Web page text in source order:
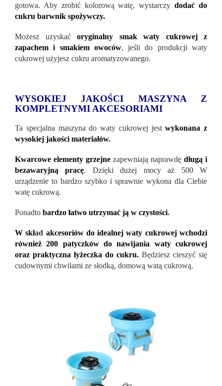
gotowa. Aby zrobić kolorową watę, wystarczy dodać do
cukru barwnik spożywczy.
Możesz uzyskaćoryginalny smak waty cukrowej z
zapachem i smakiem owoców, jeśli do produkcji waty
cukrowej użyjesz cukru aromatyzowanego.
WYSOKIEJ JAKOŚCI MASZYNA Z
KOMPLETNYMI AKCESORIAMI
Ta specjalna maszyna do waty cukrowej jestwykonana z
wysokiej jakości materiałów.
Kwarcowe elementy grzejne zapewniają naprawdę długą i
bezawaryjną pracę. Dzięki dużej mocy aż 500 W
urządzenie to bardzo szybko i sprawnie wykona dla Ciebie
watę cukrową.
Ponadto bardzo łatwo utrzymać ją w czystości.
W skład akcesoriów do idealnej waty cukrowej wchodzi
również 200 patyczków do nawijania waty cukrowej
oraz praktyczna łyżeczka do cukru. Będziesz cieszyć się
cudownymi chwilami ze słodką, domową watą cukrową.